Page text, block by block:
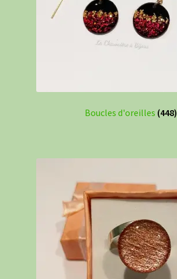
Boucles d'oreilles (448)